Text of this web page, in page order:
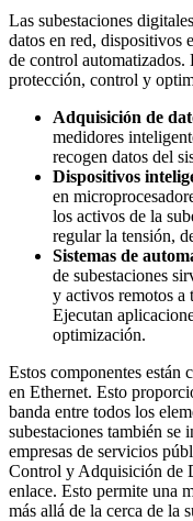
Las subestaciones
datos en red, dispositivos
de control
protección, control y
Adquisición de
medidores
recogen datos del
Dispositivos
en
los activos de la
regular la tensión,
Sistemas de
de subestaciones
y activos remotos a
Ejecutan
optimización.
Estos componentes están
en Ethernet. Esto
banda entre todos los
subestaciones también se
empresas de servicios
Control y Adquisición de
enlace. Esto permite una
más allá de la cerca de la